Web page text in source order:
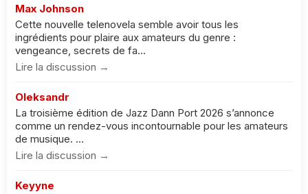
Max Johnson
Cette nouvelle telenovela semble avoir tous les
ingrédients pour plaire aux amateurs du genre :
vengeance, secrets de fa...
Lire la discussion →
Oleksandr
La troisième édition de Jazz Dann Port 2026 s’annonce
comme un rendez-vous incontournable pour les amateurs
de musique. ...
Lire la discussion →
Keyyne